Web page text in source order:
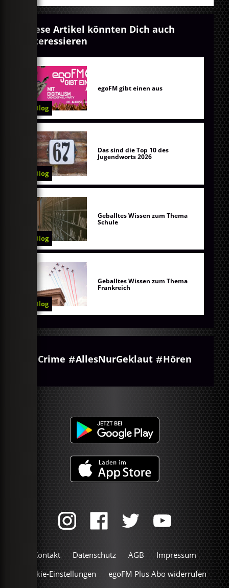
Diese Artikel könnten Dich auch
interessieren
Blog
egoFM gibt einen aus
Blog
Das sind die Top 10 des
Jugendworts 2026
Blog
Geballtes Wissen zum Thema
Schule
Blog
Geballtes Wissen zum Thema
Frankreich
Crime AllesNurGeklaut Hören
Kontakt Datenschutz AGB
Impressum
Cookie-Einstellungen
egoFM Plus Abo widerrufen